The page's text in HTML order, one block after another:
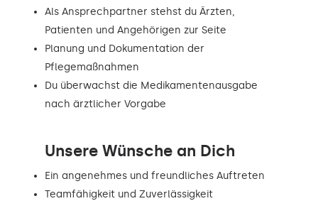
Als Ansprechpartner stehst du Ärzten,
Patienten und Angehörigen zur Seite
Planung und Dokumentation der
Pflegemaßnahmen
Du überwachst die Medikamentenausgabe
nach ärztlicher Vorgabe
Unsere Wünsche an Dich
Ein angenehmes und freundliches Auftreten
Teamfähigkeit und Zuverlässigkeit